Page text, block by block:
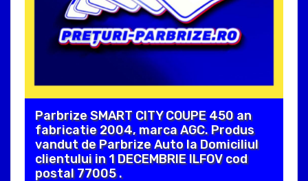
Parbrize SMART CITY COUPE 450 an
fabricatie 2004, marca AGC. Produs
vandut de Parbrize Auto la Domiciliul
clientului in 1 DECEMBRIE ILFOV cod
postal 77005 .